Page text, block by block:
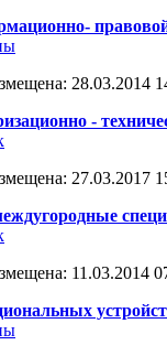
28.03.2014
-
27.03.2017
11.03.2014